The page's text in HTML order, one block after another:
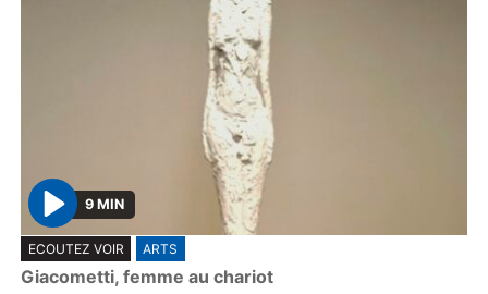
P
l
a
9 MIN
ECOUTEZ VOIR ARTS
Giacometti, femme au chariot